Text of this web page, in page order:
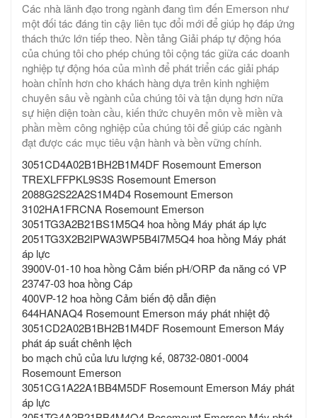
Các nhà lãnh đạo trong ngành đang tìm đến Emerson như
một đối tác đáng tin cậy liên tục đổi mới để giúp họ đáp ứng
thách thức lớn tiếp theo. Nền tảng Giải pháp tự động hóa
của chúng tôi cho phép chúng tôi cộng tác giữa các doanh
nghiệp tự động hóa của mình để phát triển các giải pháp
hoàn chỉnh hơn cho khách hàng dựa trên kinh nghiệm
chuyên sâu về ngành của chúng tôi và tận dụng hơn nữa
sự hiện diện toàn cầu, kiến thức chuyên môn về miền và
phần mềm công nghiệp của chúng tôi để giúp các ngành
đạt được các mục tiêu vận hành và bền vững chính.
3051CD4A02B1BH2B1M4DF Rosemount Emerson
TREXLFFPKL9S3S Rosemount Emerson
2088G2S22A2S1M4D4 Rosemount Emerson
3102HA1FRCNA Rosemount Emerson
3051TG3A2B21BS1M5Q4 hoa hồng Máy phát áp lực
2051TG3X2B2IPWA3WP5B4I7M5Q4 hoa hồng Máy phát
áp lực
3900V-01-10 hoa hồng Cảm biến pH/ORP đa năng có VP
23747-03 hoa hồng Cáp
400VP-12 hoa hồng Cảm biến độ dẫn điện
644HANAQ4 Rosemount Emerson máy phát nhiệt độ
3051CD2A02B1BH2B1M4DF Rosemount Emerson Máy
phát áp suất chênh lệch
bo mạch chủ của lưu lượng kế, 08732-0801-0004
Rosemount Emerson
3051CG1A22A1BB4M5DF Rosemount Emerson Máy phát
áp lực